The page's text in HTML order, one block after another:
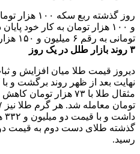
تومانی به رقم ۶ میلیون و ۱۵۰ هزار تومان رسید.
۳ روند بازار طلل در یک روز
دیروز قیمت طلا میان افزایش و
نهایت بعد از ظهر روند برگشت و با
رسید.